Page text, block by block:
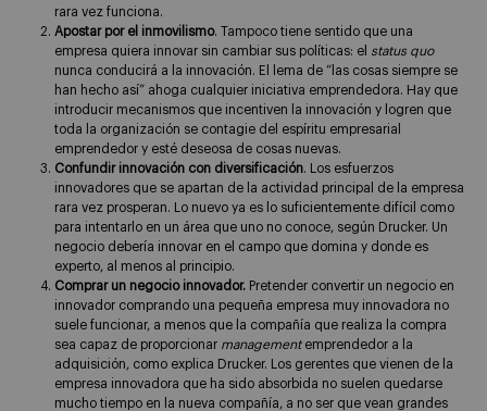
rara vez funciona.
Apostar por el inmovilismo. Tampoco tiene sentido que una
empresa quiera innovar sin cambiar sus políticas: el status quo
nunca conducirá a la innovación. El lema de “las cosas siempre se
han hecho así” ahoga cualquier iniciativa emprendedora. Hay que
introducir mecanismos que incentiven la innovación y logren que
toda la organización se contagie del espíritu empresarial
emprendedor y esté deseosa de cosas nuevas.
Confundir innovación con diversificación. Los esfuerzos
innovadores que se apartan de la actividad principal de la empresa
rara vez prosperan. Lo nuevo ya es lo suficientemente difícil como
para intentarlo en un área que uno no conoce, según Drucker. Un
negocio debería innovar en el campo que domina y donde es
experto, al menos al principio.
Comprar un negocio innovador. Pretender convertir un negocio en
innovador comprando una pequeña empresa muy innovadora no
suele funcionar, a menos que la compañía que realiza la compra
sea capaz de proporcionar management emprendedor a la
adquisición, como explica Drucker. Los gerentes que vienen de la
empresa innovadora que ha sido absorbida no suelen quedarse
mucho tiempo en la nueva compañía, a no ser que vean grandes